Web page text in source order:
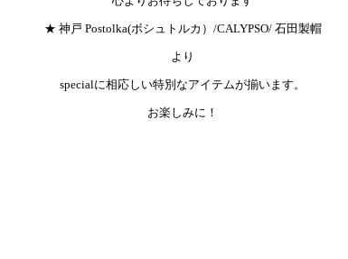
★ 神戸 Postolka(ボシュトルカ）/CALYPSO/ 石田製帽
より
specialに相応しい特別なアイテムが揃います。
お楽しみに！